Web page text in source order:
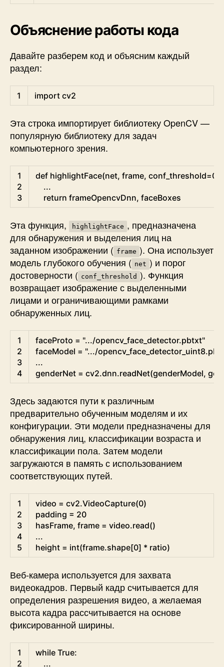
Объяснение работы кода
Давайте разберем код и объясним каждый
раздел:
1 import cv2
Эта строка импортирует библиотеку OpenCV —
популярную библиотеку для задач
компьютерного зрения.
Python
1
2
3
def highlightFace(net, frame, conf_threshold=0.7
...
return frameOpencvDnn, faceBoxes
Эта функция, highlightFace , предназначена
для обнаружения и выделения лиц на
заданном изображении ( frame ). Она использует
модель глубокого обучения ( net ) и порог
достоверности ( conf_threshold ). Функция
возвращает изображение с выделенными
лицами и ограничивающими рамками
обнаруженных лиц.
Python
1
2
3
4
faceProto = ".../opencv_face_detector.pbtxt"
faceModel = ".../opencv_face_detector_uint8.pb"
...
genderNet = cv2.dnn.readNet(genderModel,
Здесь задаются пути к различным
предварительно обученным моделям и их
конфигурации. Эти модели предназначены для
обнаружения лиц, классификации возраста и
классификации пола. Затем модели
загружаются в память с использованием
соответствующих путей.
1
2
3
4
5
video = cv2.VideoCapture(0)
padding = 20
hasFrame, frame = video.read()
...
height = int(frame.shape[0] * ratio)
Веб-камера используется для захвата
видеокадров. Первый кадр считывается для
определения разрешения видео, а желаемая
высота кадра рассчитывается на основе
фиксированной ширины.
1
2
while True:
...